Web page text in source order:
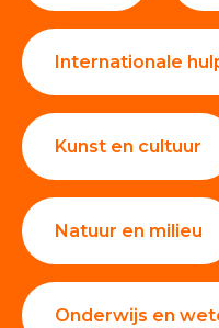
Internationale
Kunst en cultuur
Natuur en milieu
Onderwijs en